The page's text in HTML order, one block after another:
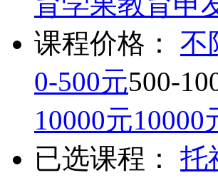
课程价格：
不
0-500元500-
10000元10000
已选课程：
托